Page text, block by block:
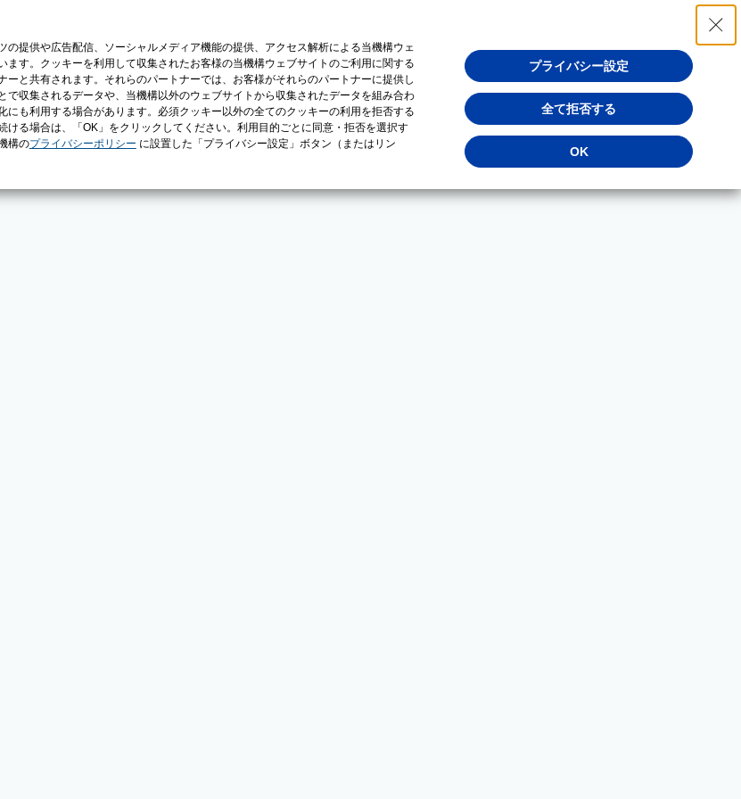
提供や広告配信、ソーシャルメディア機能の提供、アクセス解析による当機構ウェ
す。クッキーを利用して収集されたお客様の当機構ウェブサイトのご利用に関する
と共有されます。それらのパートナーでは、お客様がそれらのパートナーに提供し
収集されるデータや、当機構以外のウェブサイトから収集されたデータを組み合わ
も利用する場合があります。必須クッキー以外の全てのクッキーの利用を拒否する
る場合は、「OK」をクリックしてください。利用目的ごとに同意・拒否を選択す
構のプライバシーポリシー に設置した「プライバシー設定」ボタン（またはリン
プライバシー設定
全て拒否する
OK